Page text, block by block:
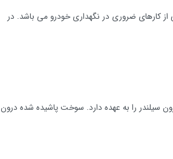
از کارهای ضروری در نگهداری خودرو می باشد. در
سیلندر را به عهده دارد. سوخت پاشیده شده درون